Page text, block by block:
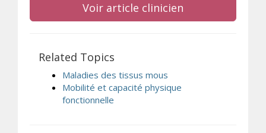
Voir article clinicien
Related Topics
Maladies des tissus mous
Mobilité et capacité physique
fonctionnelle